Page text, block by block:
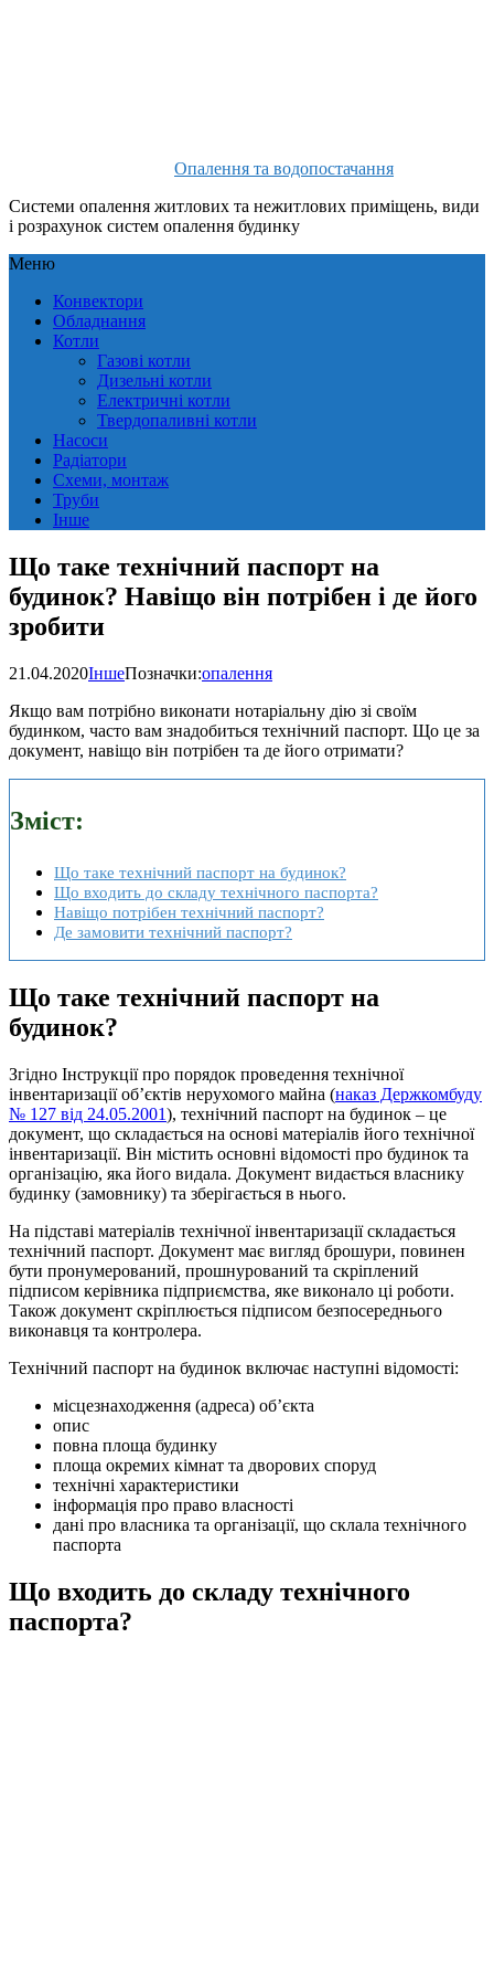
Опалення та водопостачання
Системи опалення житлових та нежитлових приміщень, види
і розрахунок систем опалення будинку
Меню
Конвектори
Обладнання
Котли
Газові котли
Дизельні котли
Електричні котли
Твердопаливні котли
Насоси
Радіатори
Схеми, монтаж
Труби
Інше
Що таке технічний паспорт на
будинок? Навіщо він потрібен і де його
зробити
21.04.2020ІншеПозначки:опалення
Якщо вам потрібно виконати нотаріальну дію зі своїм
будинком, часто вам знадобиться технічний паспорт. Що це за
документ, навіщо він потрібен та де його отримати?
Зміст:
Що таке технічний паспорт на будинок?
Що входить до складу технічного паспорта?
Навіщо потрібен технічний паспорт?
Де замовити технічний паспорт?
Що таке технічний паспорт на
будинок?
Згідно Інструкції про порядок проведення технічної
інвентаризації об’єктів нерухомого майна (наказ Держкомбуду
№ 127 від 24.05.2001), технічний паспорт на будинок – це
документ, що складається на основі матеріалів його технічної
інвентаризації. Він містить основні відомості про будинок та
організацію, яка його видала. Документ видається власнику
будинку (замовнику) та зберігається в нього.
На підставі матеріалів технічної інвентаризації складається
технічний паспорт. Документ має вигляд брошури, повинен
бути пронумерований, прошнурований та скріплений
підписом керівника підприємства, яке виконало ці роботи.
Також документ скріплюється підписом безпосереднього
виконавця та контролера.
Технічний паспорт на будинок включає наступні відомості:
місцезнаходження (адреса) об’єкта
опис
повна площа будинку
площа окремих кімнат та дворових споруд
технічні характеристики
інформація про право власності
дані про власника та організації, що склала технічного
паспорта
Що входить до складу технічного
паспорта?